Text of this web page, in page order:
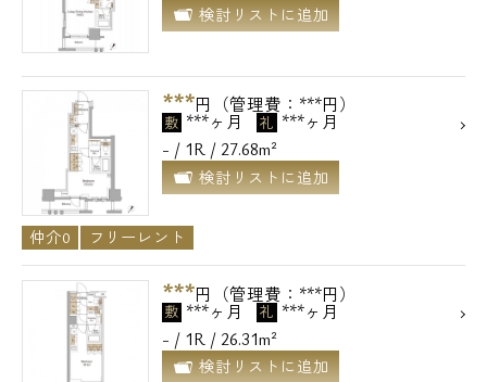
検討リストに追加
***円（管理費：***円）
敷 ***ヶ月 礼 ***ヶ月
- / 1R / 27.68m²
検討リストに追加
仲介0 フリーレント
***円（管理費：***円）
敷 ***ヶ月 礼 ***ヶ月
- / 1R / 26.31m²
検討リストに追加